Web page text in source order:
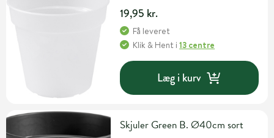
19,95 kr.
Få leveret
Klik & Hent i13 centre
Læg i kurv
Skjuler Green B. Ø40cm sort